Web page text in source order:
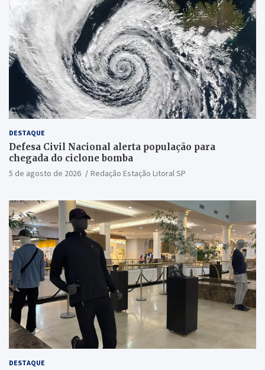
DESTAQUE
Defesa Civil Nacional alerta população para
chegada do ciclone bomba
5 de agosto de 2026 Redação Estação Litoral SP
DESTAQUE